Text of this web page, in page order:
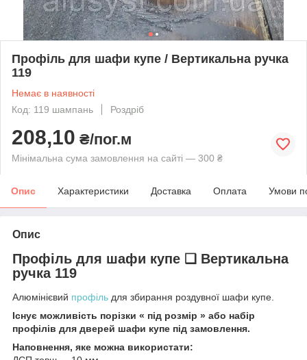
Профіль для шафи купе / Вертикальна ручка
119
Немає в наявності
Код: 119 шампань
Роздріб
208,10 ₴/пог.м
Мінімальна сума замовлення на сайті — 300 ₴
Опис Характеристики Доставка Оплата Умови
Опис
Профіль для шафи купе ❑ Вертикальна
ручка 119
Алюмінієвий профіль для збирання роздувної шафи купе.
Існує можливість порізки « під розмір » або набір
профілів для дверей шафи купе під замовлення.
Наповнення, яке можна використати: